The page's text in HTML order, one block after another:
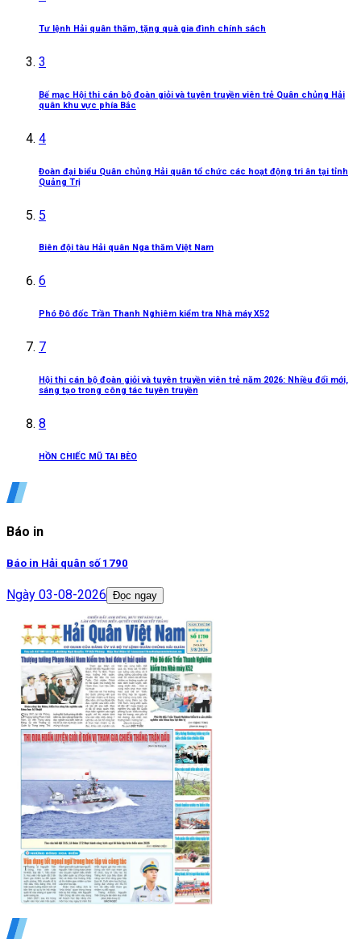
Tư lệnh Hải quân thăm, tặng quà gia đình chính sách
3
Bế mạc Hội thi cán bộ đoàn giỏi và tuyên truyền viên trẻ Quân chủng Hải
quân khu vực phía Bắc
4
Đoàn đại biểu Quân chủng Hải quân tổ chức các hoạt động tri ân tại tỉnh
Quảng Trị
5
Biên đội tàu Hải quân Nga thăm Việt Nam
6
Phó Đô đốc Trần Thanh Nghiêm kiểm tra Nhà máy X52
7
Hội thi cán bộ đoàn giỏi và tuyên truyền viên trẻ năm 2026: Nhiều đổi mới,
sáng tạo trong công tác tuyên truyền
8
HỒN CHIẾC MŨ TAI BÈO
Báo in
Báo in Hải quân số 1790
Ngày 03-08-2026 Đọc ngay